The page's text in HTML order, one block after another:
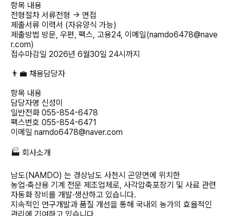
항목 내용
전형절차 서류전형 → 면접
제출서류 이력서 (자유양식 가능)
제출방법 방문, 우편, 팩스, 고용24, 이메일(namdo6478@nave
r.com)
접수마감일 2026년 6월30일 24시까지
👨‍💼 채용담당자
항목 내용
담당자명 신성미
일반전화 055-854-6478
팩스번호 055-854-6471
이메일 namdo6478@naver.com
🏭 회사소개
남도(NAMDO) 는 경상남도 사천시 곤양면에 위치한
농업·축산용 기계 전문 제조업체로, 사각압축포장기 및 사료 관련
자동화 장비를 개발·생산하고 있습니다.
지속적인 연구개발과 품질 개선을 통해 국내외 농가의 효율적인